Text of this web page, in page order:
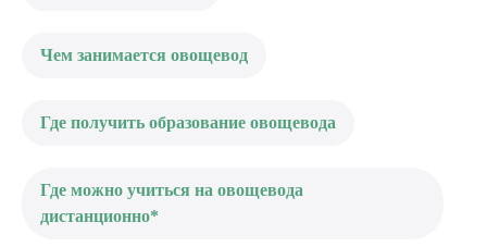
Чем занимается овощевод
Где получить образование овощевода
Где можно учиться на овощевода
дистанционно*